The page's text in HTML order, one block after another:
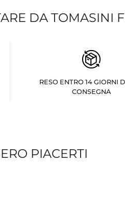
DA TOMASINI
RESO ENTRO 14 GIORNI
CONSEGNA
PIACERTI